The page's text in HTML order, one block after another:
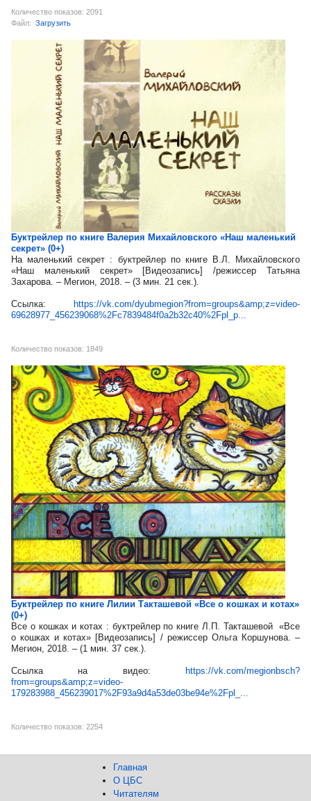
Количество показов: 2091
Файл: Загрузить
Буктрейлер по книге Валерия Михайловского «Наш маленький
секрет» (0+)
На маленький секрет : буктрейлер по книге В.Л. Михайловского
«Наш маленький секрет» [Видеозапись] /режиссер Татьяна
Захарова. – Мегион, 2018. – (3 мин. 21 сек.).
Ссылка:
https://vk.com/dyubmegion?from=groups&amp;z=video-
69628977_456239068%2Fc7839484f0a2b32c40%2Fpl_p...
Количество показов: 1849
Буктрейлер по книге Лилии Такташевой «Все о кошках и котах»
(0+)
Все о кошках и котах : буктрейлер по книге Л.П. Такташевой «Все
о кошках и котах» [Видеозапись] / режиссер Ольга Коршунова. –
Мегион, 2018. – (1 мин. 37 сек.).
Ссылка на видео:
https://vk.com/megionbsch?
from=groups&amp;z=video-
179283988_456239017%2F93a9d4a53de03be94e%2Fpl_...
Количество показов: 2254
Главная
О ЦБС
Читателям